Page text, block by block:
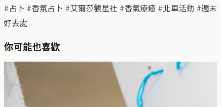
#占卜 #香氛占卜 #艾爾莎觀星社 #香氣療癒 #北車活動 #週末
好去處
你可能也喜歡